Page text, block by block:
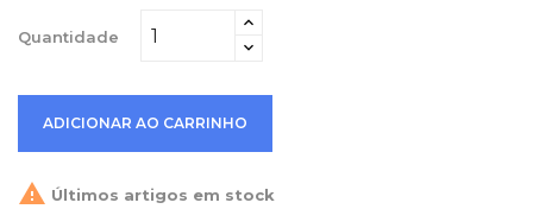
Quantidade
ADICIONAR AO CARRINHO
 Últimos artigos em stock